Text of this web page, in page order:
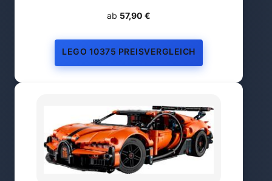
ab 57,90 €
LEGO 10375 PREISVERGLEICH